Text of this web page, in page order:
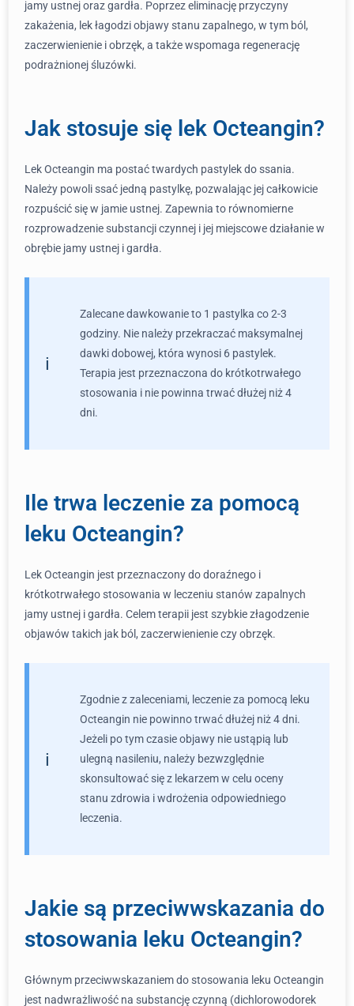
jamy ustnej oraz gardła. Poprzez eliminację przyczyny
zakażenia, lek łagodzi objawy stanu zapalnego, w tym ból,
zaczerwienienie i obrzęk, a także wspomaga regenerację
podrażnionej śluzówki.
Jak stosuje się lek Octeangin?
Lek Octeangin ma postać twardych pastylek do ssania.
Należy powoli ssać jedną pastylkę, pozwalając jej całkowicie
rozpuścić się w jamie ustnej. Zapewnia to równomierne
rozprowadzenie substancji czynnej i jej miejscowe działanie w
obrębie jamy ustnej i gardła.
Zalecane dawkowanie to 1 pastylka co 2-3
godziny. Nie należy przekraczać maksymalnej
dawki dobowej, która wynosi 6 pastylek.
Terapia jest przeznaczona do krótkotrwałego
stosowania i nie powinna trwać dłużej niż 4
dni.
Ile trwa leczenie za pomocą
leku Octeangin?
Lek Octeangin jest przeznaczony do doraźnego i
krótkotrwałego stosowania w leczeniu stanów zapalnych
jamy ustnej i gardła. Celem terapii jest szybkie złagodzenie
objawów takich jak ból, zaczerwienienie czy obrzęk.
Zgodnie z zaleceniami, leczenie za pomocą leku
Octeangin nie powinno trwać dłużej niż 4 dni.
Jeżeli po tym czasie objawy nie ustąpią lub
ulegną nasileniu, należy bezwzględnie
skonsultować się z lekarzem w celu oceny
stanu zdrowia i wdrożenia odpowiedniego
leczenia.
Jakie są przeciwwskazania do
stosowania leku Octeangin?
Głównym przeciwwskazaniem do stosowania leku Octeangin
jest nadwrażliwość na substancję czynną (dichlorowodorek